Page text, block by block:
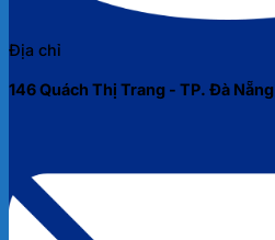
Địa chỉ
146 Quách Thị Trang - TP. Đà Nẵng